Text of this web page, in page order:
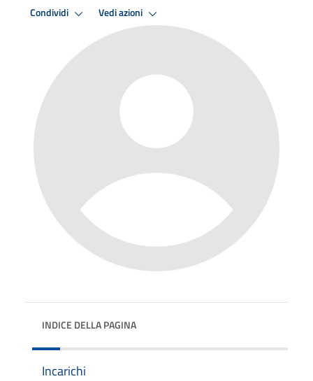
Condividi Vedi azioni
INDICE DELLA PAGINA
Incarichi